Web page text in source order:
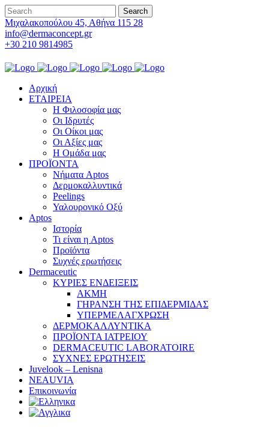
Μιχαλακοπούλου 45, Αθήνα 115 28
info@dermaconcept.gr
+30 210 9814985
Αρχική
ΕΤΑΙΡΕΙΑ
Η Φιλοσοφία μας
Οι Ιδρυτές
Οι Οίκοι μας
Οι Αξίες μας
Η Ομάδα μας
ΠΡΟΪΟΝΤΑ
Νήματα Aptos
Δερμοκαλλυντικά
Peelings
Υαλουρονικό Οξύ
Aptos
Ιστορία
Τι είναι η Aptos
Προϊόντα
Συχνές ερωτήσεις
Dermaceutic
ΚΥΡΙΕΣ ΕΝΔΕΙΞΕΙΣ
ΑΚΜΗ
ΓΗΡΑΝΣΗ ΤΗΣ ΕΠΙΔΕΡΜΙΔΑΣ
ΥΠΕΡΜΕΛΑΓΧΡΩΣΗ
ΔΕΡΜΟΚΑΛΛΥΝΤΙΚΑ
ΠΡΟΪΟΝΤΑ ΙΑΤΡΕΙΟΥ
DERMACEUTIC LABORATOIRE
ΣΥΧΝΕΣ ΕΡΩΤΗΣΕΙΣ
Juvelook – Lenisna
NEAUVIA
Επικοινωνία